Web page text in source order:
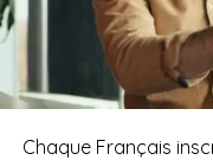
Chaque Français